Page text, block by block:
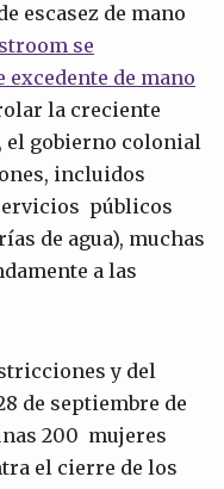
escasez de mano
se
de mano
la creciente
el gobierno colonial
incluidos
públicos
de agua), muchas
a las
y del
de septiembre de
200 mujeres
el cierre de los